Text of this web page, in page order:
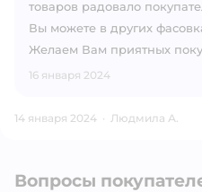
товаров радовало
Вы можете в других
Желаем Вам приятных
16 января 2024
14 января 2024 · Людмила А.
Вопросы